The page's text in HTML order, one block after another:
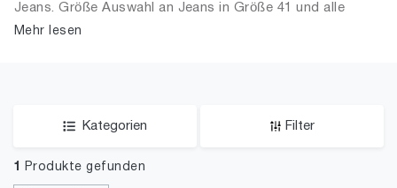
Schuhe
Jeans. Größe Auswahl an Jeans in Größe 41 und alle
Trends aus 2026 für Männer!
Mehr lesen
Kategorien Filter
1 Produkte gefunden